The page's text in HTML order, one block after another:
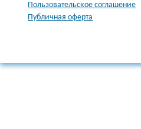
Пользовательское соглашение
Публичная оферта